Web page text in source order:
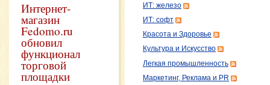
Интернет-
магазин
Fedomo.ru
обновил
функционал
торговой
площадки
ИТ: железо
ИТ: софт
Красота и Здоровье
Культура и Искусство
Легкая промышленность
Маркетинг, Реклама и PR